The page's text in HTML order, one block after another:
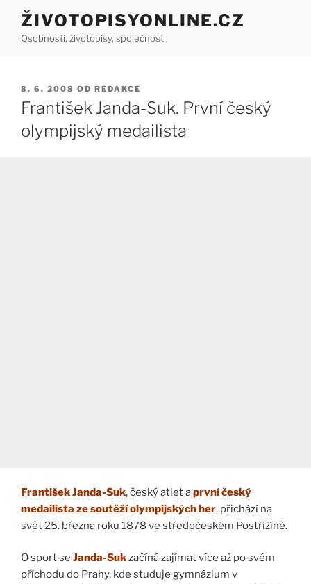
Přejít
obsahu
ŽIVOTOPISYONLINE.CZ
Osobnosti, životopisy, společnost
PUBLIKOVÁNO
8. 6. 2008 OD REDAKCE
František Janda-Suk. První český
olympijský medailista
František Janda-Suk, český atlet aprvní český
medailista ze soutěží olympijských her, přichází na
svět 25. března roku 1878 ve středočeském Postřižíně.
O sport se Janda-Sukzačíná zajímat více až po svém
příchodu do Prahy, kde studuje gymnázium v